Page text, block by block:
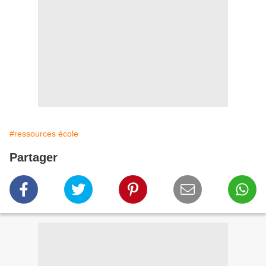
#ressources école
Partager